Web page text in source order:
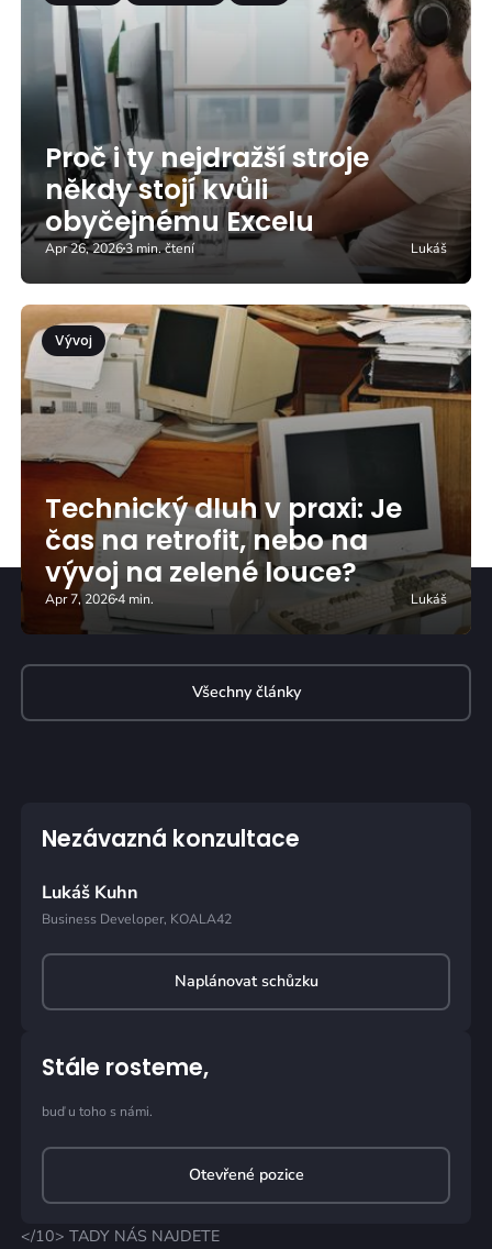
Proč i ty nejdražší stroje
někdy stojí kvůli
obyčejnému Excelu
Apr 26, 20263 min. čtení Lukáš
Vývoj
Technický dluh v praxi: Je
čas na retrofit, nebo na
vývoj na zelené louce?
Apr 7, 20264 min. Lukáš
Všechny články
</10> TADY NÁS NAJDETE
Nezávazná konzultace
Lukáš Kuhn
Business Developer, KOALA42
Naplánovat schůzku
Stále rosteme,
buď u toho s námi.
Otevřené pozice